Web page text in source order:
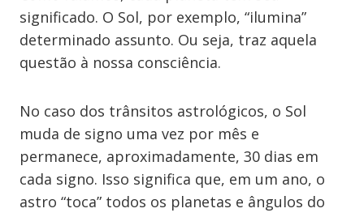
significado. O Sol, por exemplo, “ilumina”
determinado assunto. Ou seja, traz aquela
questão à nossa consciência.
No caso dos trânsitos astrológicos, o Sol
muda de signo uma vez por mês e
permanece, aproximadamente, 30 dias em
cada signo. Isso significa que, em um ano, o
astro “toca” todos os planetas e ângulos do